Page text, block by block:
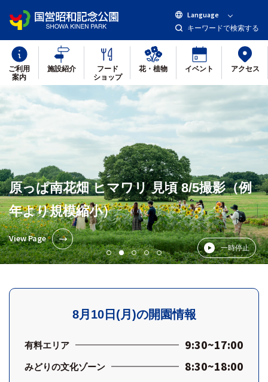
Language
キーワードで検索する
ご利用
案内
施設紹介
フード
ショップ
花・植物 イベント アクセス
原っぱ南花畑 ヒマワリ 見頃 8/5撮影（例
年より規模縮小）
View Page
一時停止
8月10日(月)の開園情報
有料エリア 9:30~17:00
みどりの文化ゾーン 8:30~18:00